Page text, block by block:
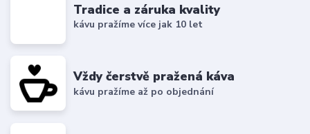
Tradice a záruka kvality
kávu pražíme více jak 10 let
Vždy čerstvě pražená káva
kávu pražíme až po objednání